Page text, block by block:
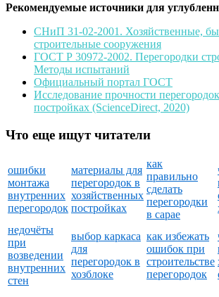
Рекомендуемые источники для
СНиП 31-02-2001. Хозяйственные,
строительные сооружения
ГОСТ Р 30972-2002. Перегородки
Методы испытаний
Официальный портал ГОСТ
Исследование прочности
постройках (ScienceDirect, 2020)
Что еще ищут читатели
ошибки
монтажа
внутренних
перегородок
материалы для
перегородок в
хозяйственных
постройках
как
правильно
сделать
перегородки
в сарае
недочёты
при
возведении
внутренних
стен
выбор каркаса
для
перегородок в
хозблоке
как избежать
ошибок при
строительстве
перегородок